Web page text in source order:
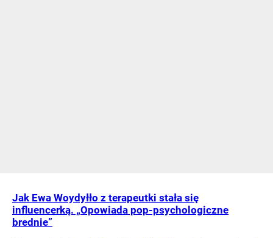
Jak Ewa Woydyłło z terapeutki stała się
influencerką. „Opowiada pop-psychologiczne
brednie”